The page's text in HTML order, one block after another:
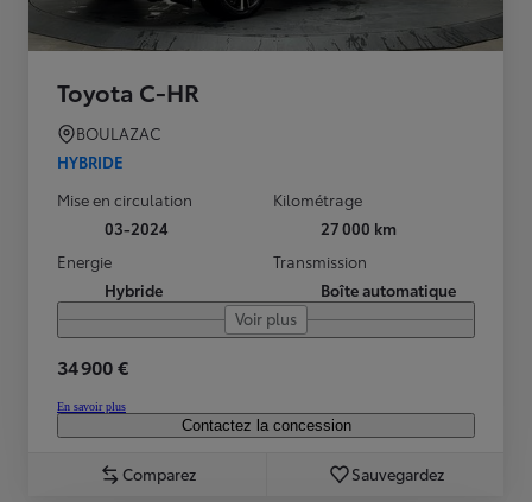
Toyota C-HR
BOULAZAC
HYBRIDE
Mise en circulation
03-2024
Kilométrage
27 000 km
Energie
Hybride
Transmission
Boîte automatique
Voir plus
34 900 €
En savoir plus
Contactez la concession
Comparez Sauvegardez